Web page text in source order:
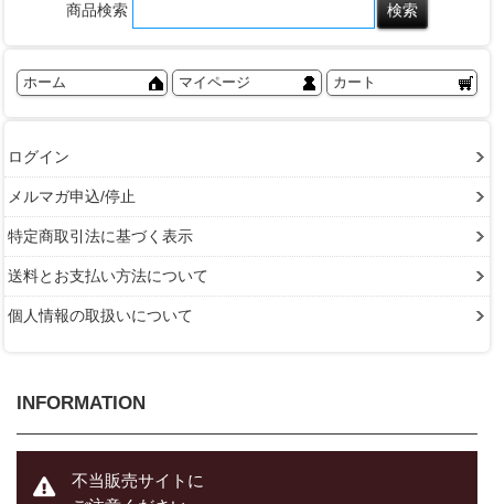
商品検索
ホーム マイページ カート
ログイン
メルマガ申込/停止
特定商取引法に基づく表示
送料とお支払い方法について
個人情報の取扱いについて
INFORMATION
不当販売サイトに